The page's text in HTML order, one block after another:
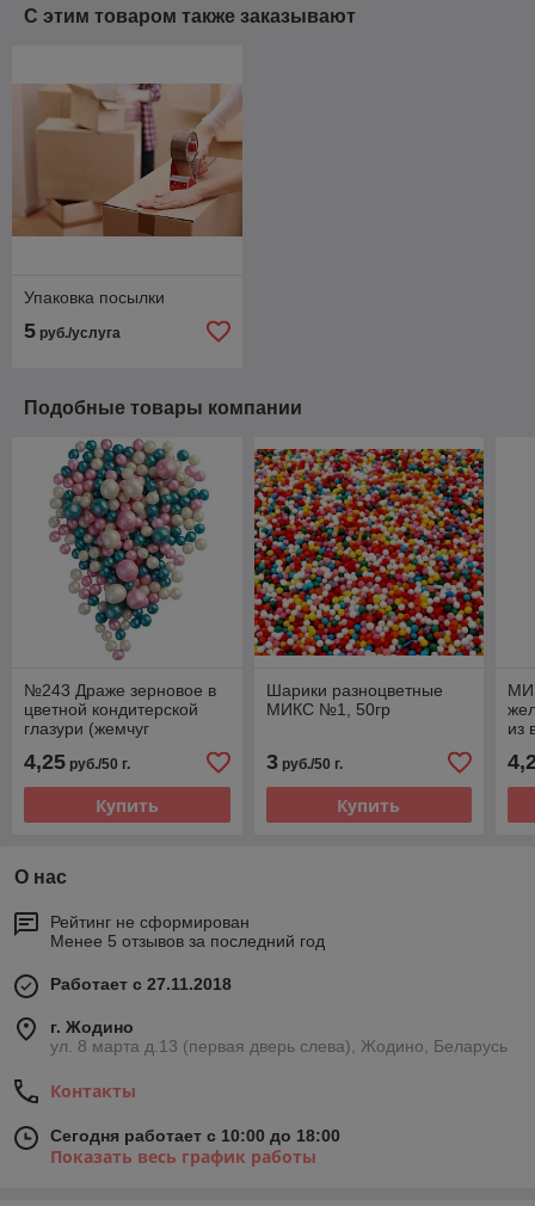
С этим товаром также заказывают
Упаковка посылки
5 руб./услуга
Подобные товары компании
№243 Драже зерновое в
цветной кондитерской
глазури (жемчуг
бирюза, серебро")
4,25 руб./50 г.
Купить
Шарики разноцветные
МИКС №1, 50гр
3руб./50 г.
Купить
из
О нас
Рейтинг не сформирован
Менее 5 отзывов за последний год
Работает с 27.11.2018
г. Жодино
ул. 8 марта д.13 (первая дверь слева), Жодино, Беларусь
Контакты
Сегодня работает с 10:00 до 18:00
Показать весь график работы